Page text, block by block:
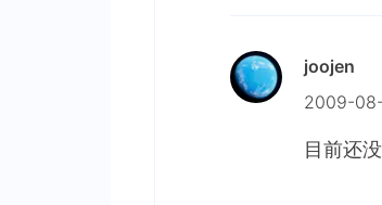
joojen
2009-
目前还